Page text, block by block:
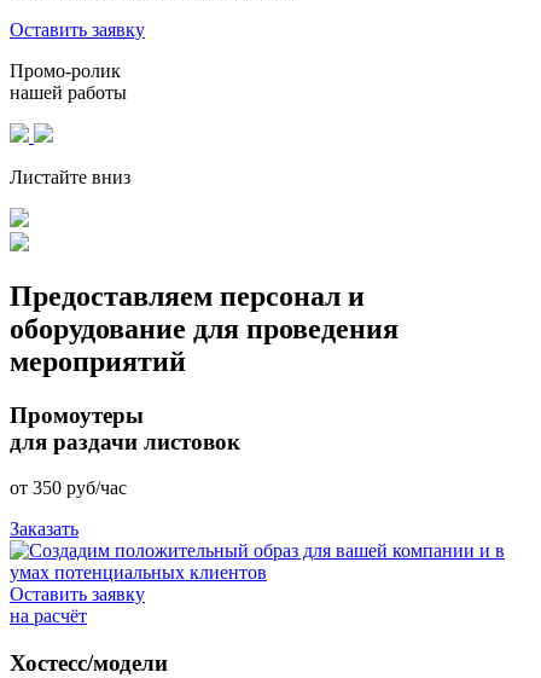
Оставить заявку
Промо-ролик
нашей работы
Листайте вниз
Предоставляем персонал и
оборудование для проведения
мероприятий
Промоутеры
для раздачи листовок
от 350 руб/час
Заказать
Оставить заявку
на расчёт
Хостесс/модели